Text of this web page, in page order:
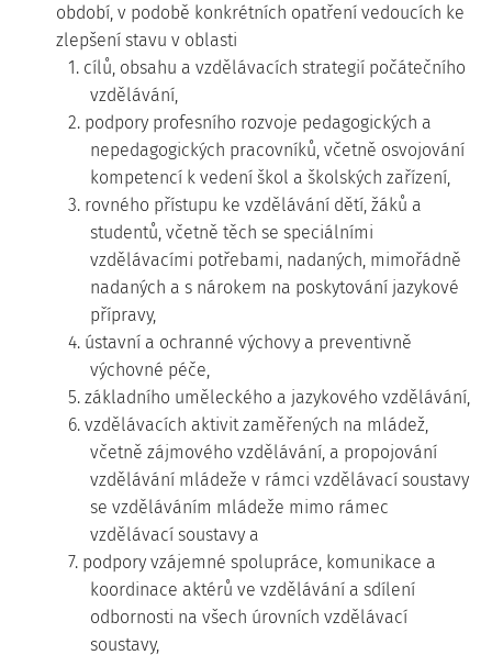
období, v podobě konkrétních opatření vedoucích ke
zlepšení stavu v oblasti
1. cílů, obsahu a vzdělávacích strategií počátečního
vzdělávání,
2. podpory profesního rozvoje pedagogických a
nepedagogických pracovníků, včetně osvojování
kompetencí k vedení škol a školských zařízení,
3. rovného přístupu ke vzdělávání dětí, žáků a
studentů, včetně těch se speciálními
vzdělávacími potřebami, nadaných, mimořádně
nadaných a s nárokem na poskytování jazykové
přípravy,
4. ústavní a ochranné výchovy a preventivně
výchovné péče,
5. základního uměleckého a jazykového vzdělávání,
6. vzdělávacích aktivit zaměřených na mládež,
včetně zájmového vzdělávání, a propojování
vzdělávání mládeže v rámci vzdělávací soustavy
se vzděláváním mládeže mimo rámec
vzdělávací soustavy a
7. podpory vzájemné spolupráce, komunikace a
koordinace aktérů ve vzdělávání a sdílení
odbornosti na všech úrovních vzdělávací
soustavy,